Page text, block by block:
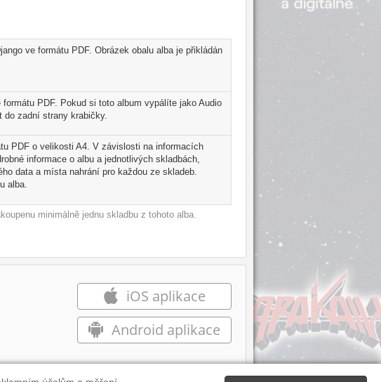
ve formátu PDF. Obrázek obalu alba je přikládán
PDF. Pokud si toto album vypálíte jako Audio
zadní strany krabičky.
PDF o velikosti A4. V závislosti na informacích
informace o albu a jednotlivých skladbách,
data a místa nahrání pro každou ze skladeb.
alba.
minimálně jednu skladbu z tohoto alba.
iOS aplikace
Android aplikace